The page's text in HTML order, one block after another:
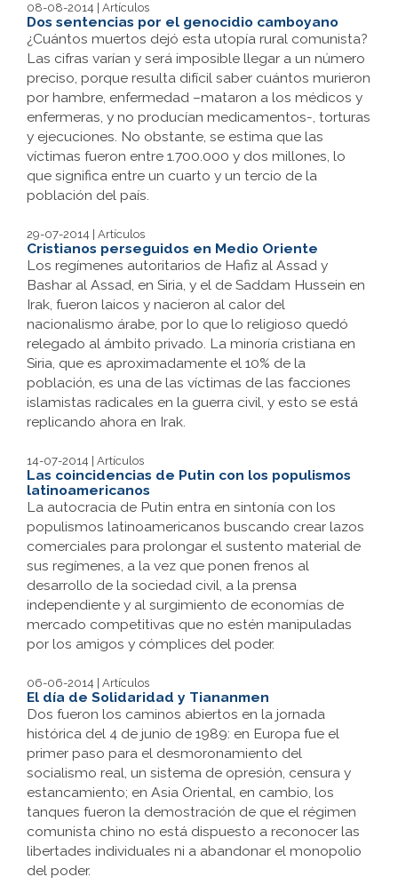
08-08-2014 | Artículos
Dos sentencias por el genocidio camboyano
¿Cuántos muertos dejó esta utopía rural comunista?
Las cifras varían y será imposible llegar a un número
preciso, porque resulta difícil saber cuántos murieron
por hambre, enfermedad –mataron a los médicos y
enfermeras, y no producían medicamentos-, torturas
y ejecuciones. No obstante, se estima que las
víctimas fueron entre 1.700.000 y dos millones, lo
que significa entre un cuarto y un tercio de la
población del país.
29-07-2014 | Artículos
Cristianos perseguidos en Medio Oriente
Los regímenes autoritarios de Hafiz al Assad y
Bashar al Assad, en Siria, y el de Saddam Hussein en
Irak, fueron laicos y nacieron al calor del
nacionalismo árabe, por lo que lo religioso quedó
relegado al ámbito privado. La minoría cristiana en
Siria, que es aproximadamente el 10% de la
población, es una de las víctimas de las facciones
islamistas radicales en la guerra civil, y esto se está
replicando ahora en Irak.
14-07-2014 | Artículos
Las coincidencias de Putin con los populismos
latinoamericanos
La autocracia de Putin entra en sintonía con los
populismos latinoamericanos buscando crear lazos
comerciales para prolongar el sustento material de
sus regímenes, a la vez que ponen frenos al
desarrollo de la sociedad civil, a la prensa
independiente y al surgimiento de economías de
mercado competitivas que no estén manipuladas
por los amigos y cómplices del poder.
06-06-2014 | Artículos
El día de Solidaridad y Tiananmen
Dos fueron los caminos abiertos en la jornada
histórica del 4 de junio de 1989: en Europa fue el
primer paso para el desmoronamiento del
socialismo real, un sistema de opresión, censura y
estancamiento; en Asia Oriental, en cambio, los
tanques fueron la demostración de que el régimen
comunista chino no está dispuesto a reconocer las
libertades individuales ni a abandonar el monopolio
del poder.